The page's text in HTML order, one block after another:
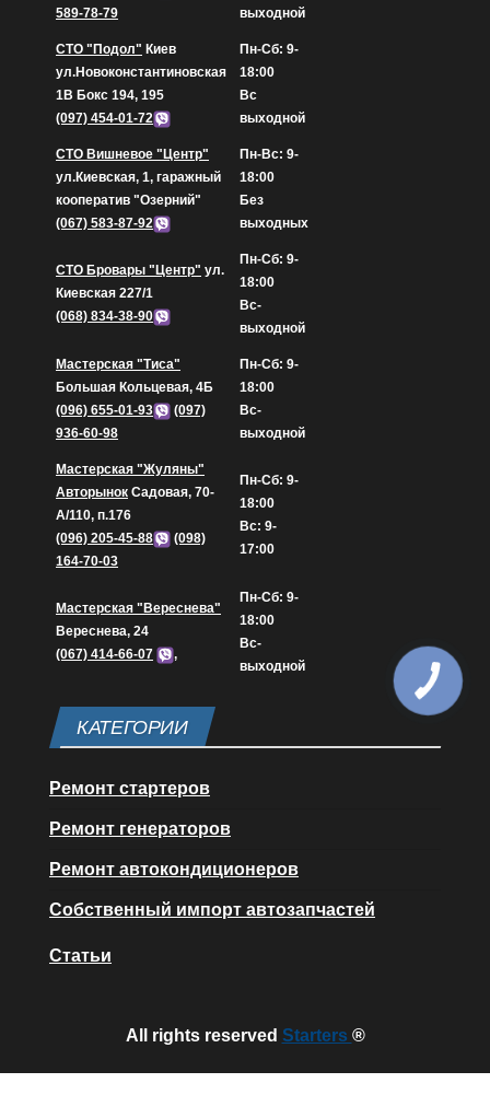
589-78-79
выходной
СТО "Подол" Киев
ул.Новоконстантиновская
1В Бокс 194, 195
(097) 454-01-72
Пн-Сб: 9-
18:00
Вс
выходной
СТО Вишневое "Центр"
ул.Киевская, 1, гаражный
кооператив "Озерний"
(067) 583-87-92
Пн-Вс: 9-
18:00
Без
выходных
СТО Бровары "Центр" ул.
Киевская 227/1
(068) 834-38-90
Пн-Сб: 9-
18:00
Вс-
выходной
Мастерская "Тиса"
Большая Кольцевая, 4Б
(096) 655-01-93
(097)
936-60-98
Пн-Сб: 9-
18:00
Вс-
выходной
Мастерская "Жуляны"
Авторынок Садовая, 70-
А/110, п.176
(096) 205-45-88
(098)
164-70-03
Пн-Сб: 9-
18:00
Вс: 9-
17:00
Мастерская "Вереснева"
Вереснева, 24
(067) 414-66-07
,
Пн-Сб: 9-
18:00
Вс-
выходной
КАТЕГОРИИ
Ремонт стартеров
Ремонт генераторов
Ремонт автокондиционеров
Собственный импорт автозапчастей
Статьи
All rights reserved Starters ®